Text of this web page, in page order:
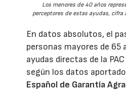
Los menores de 40 años
perceptores de estas ayudas, cifra
En datos absolutos, el
personas mayores de 65
ayudas directas de la
según los datos
Español de Garantía